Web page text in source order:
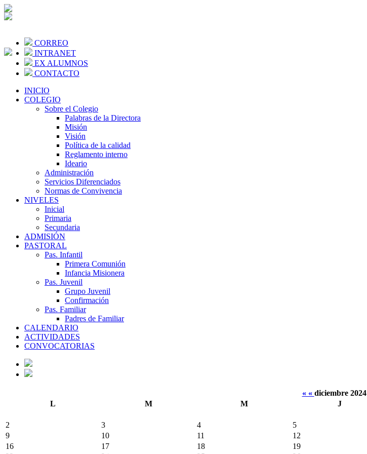
CORREO
INTRANET
EX ALUMNOS
CONTACTO
INICIO
COLEGIO
Sobre el Colegio
Palabras de la Directora
Misión
Visión
Política de la calidad
Reglamento interno
Ideario
Administración
Servicios Diferenciados
Normas de Convivencia
NIVELES
Inicial
Primaria
Secundaria
ADMISIÓN
PASTORAL
Pas. Infantil
Primera Comunión
Infancia Misionera
Pas. Juvenil
Grupo Juvenil
Confirmación
Pas. Familiar
Padres de Familiar
CALENDARIO
ACTIVIDADES
CONVOCATORIAS
« « diciembre 2024
L
M M J
2
3 4 5
9
10 11 12
16
17 18 19